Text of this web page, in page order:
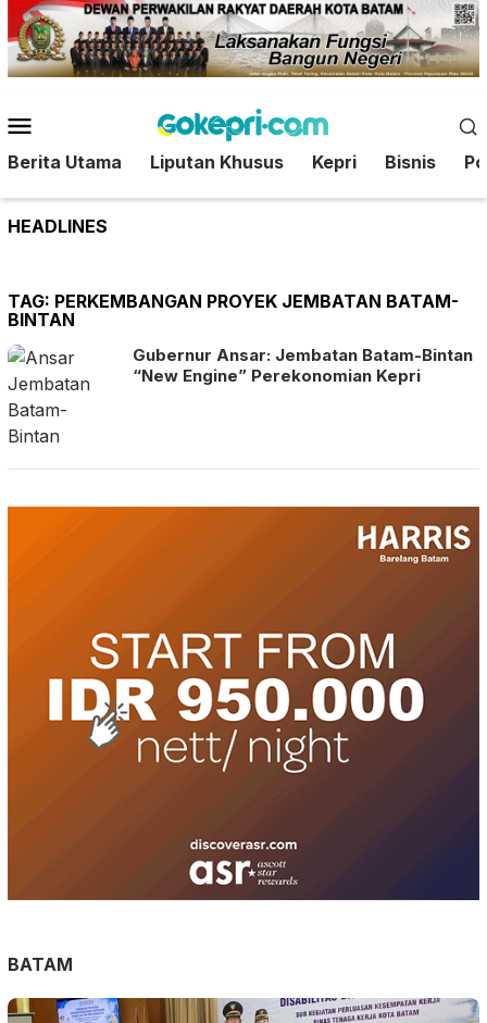
Loncat
ke
konten
Mobile
Berita Utama Liputan Khusus Kepri Bisnis
HEADLINES
TAG: PERKEMBANGAN PROYEK JEMBATAN BATAM-
BINTAN
Gubernur Ansar: Jembatan Batam-Bintan
“New Engine” Perekonomian Kepri
BATAM